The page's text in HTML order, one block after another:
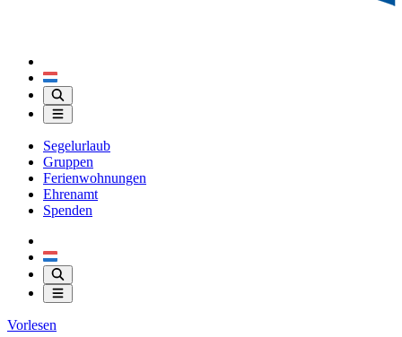
Segelurlaub
Gruppen
Ferienwohnungen
Ehrenamt
Spenden
Vorlesen